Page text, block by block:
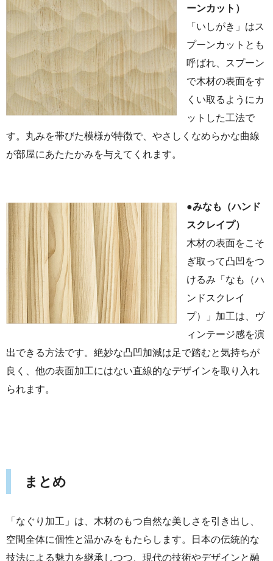
ーンカット）
「いしがき」はス
プーンカットとも
呼ばれ、スプーン
で木材の表面をす
くい取るようにカ
ットした工法で
す。丸みを帯びた模様が特徴で、やさしくなめらかな曲線
が部屋にあたたかみを与えてくれます。
●みなも（ハンド
スクレイプ）
木材の表面をこそ
ぎ取って凸凹をつ
けるみ「なも（ハ
ンドスクレイ
プ）」加工は、ヴ
ィンテージ感を演
出できる方法です。絶妙な凸凹加減は足で踏むと気持ちが
良く、他の表面加工にはない直線的なデザインを取り入れ
られます。
まとめ
「なぐり加工」は、木材のもつ自然な美しさを引き出し、
空間全体に個性と温かみをもたらします。日本の伝統的な
技法による魅力を継承しつつ、現代の技術やデザインと融